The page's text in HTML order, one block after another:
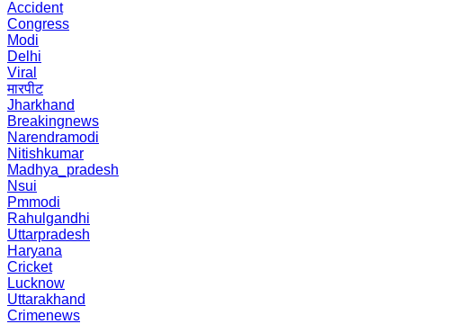
Accident
Congress
Modi
Delhi
Viral
मारपीट
Jharkhand
Breakingnews
Narendramodi
Nitishkumar
Madhya_pradesh
Nsui
Pmmodi
Rahulgandhi
Uttarpradesh
Haryana
Cricket
Lucknow
Uttarakhand
Crimenews